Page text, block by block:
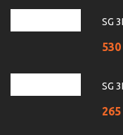
SG
SG